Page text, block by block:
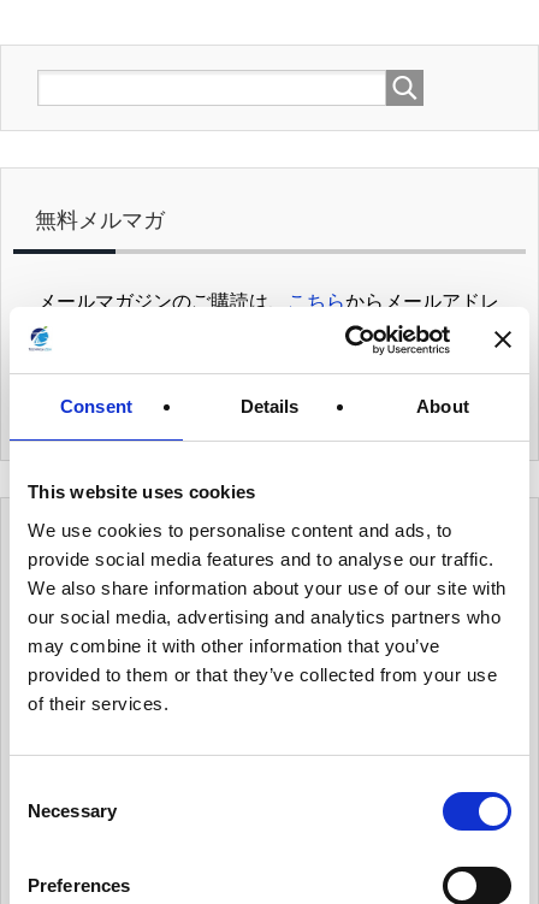
Consent Details About
This website uses cookies
We use cookies to personalise content and ads, to
provide social media features and to analyse our traffic.
We also share information about your use of our site with
our social media, advertising and analytics partners who
may combine it with other information that you’ve
provided to them or that they’ve collected from your use
of their services.
Necessary
Preferences
無料メルマガ
メールマガジンのご購読は、 こちらからメールアドレ
スをご入力ください。
メールマガジンをご購読頂きますと、当社オリジナル
の個人データハンドブックを無料でプレゼント致しま
す。
カテゴリー
有用情報_ガバナンス体制を整える
有用情報_内部のデータ・プライバシー・ポリシ
ーを保守
え方を統合する